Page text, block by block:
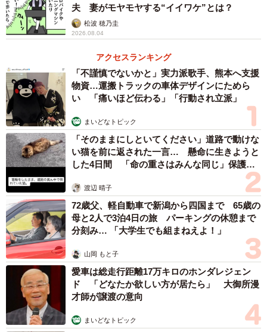
醤油皿に砂金砂を入れていく／YouTubeチャンネル「ゴールドハンタービ
ンゴ」（@金塊ビンゴ）提供
5/15
パンニングしていくと、一番重い砂金が最後に残る／YouTubeチャンネル
「ゴールドハンタービンゴ」（@金塊ビンゴ）提供
夫 妻がモヤモヤする“イイワケ”とは？
松波 穂乃圭
2026.08.04
アクセスランキング
「不謹慎でないかと」実力派歌手、熊本へ支援
物資…運搬トラックの車体デザインにためら
い 「痛いほど伝わる」「行動され立派」
まいどなトピック
「そのままにしといてください」道路で動けな
い猫を前に返された一言… 懸命に生きようと
した4日間 「命の重さはみんな同じ」保護団
渡辺 晴子
72歳父、軽自動車で新潟から四国まで 65歳の
母と2人で3泊4日の旅 パーキングの休憩まで
分刻み… 「大学生でも組まねえよ！」
山岡 もと子
愛車は総走行距離17万キロのホンダレジェン
ド 「どなたか欲しい方が居たら」 大御所漫
才師が譲渡の意向
まいどなトピック